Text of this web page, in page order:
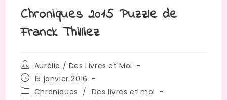
Chroniques 2015 Puzzle de
Franck Thilliez
Auteur/autrice
de
la
publication :
Aurélie / Des Livres et Moi
Publication
publiée :
15 janvier 2016
PostChroniques / Des livres et moi